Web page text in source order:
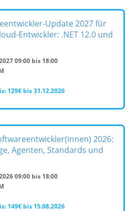
Update 2027 für
Entwickler: .NET 12.0 und
09:00 bis 18:00
129€ bis 31.12.2026
2026:
Agenten, Standards und
09:00 bis 18:00
149€ bis 15.08.2026